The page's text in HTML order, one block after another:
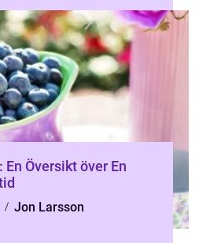
Översikt över En
Jon Larsson